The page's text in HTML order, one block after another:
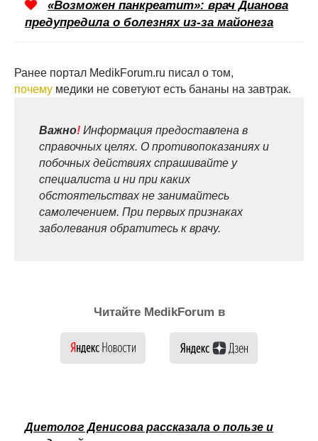
«Возможен панкреатит»: врач Дианова
предупредила о болезнях из-за майонеза
Ранее портал MedikForum.ru писал о том,
почему медики не советуют есть бананы на завтрак.
Важно! Информация предоставлена в
справочных целях. О противопоказаниях и
побочных действиях спрашивайте у
специалиста и ни при каких
обстоятельствах не занимайтесь
самолечением. При первых признаках
заболевания обратитесь к врачу.
Читайте MedikForum в
Диетолог Денисова рассказала о пользе и